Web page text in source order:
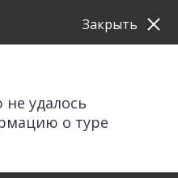
удалось
о туре
Закрыть